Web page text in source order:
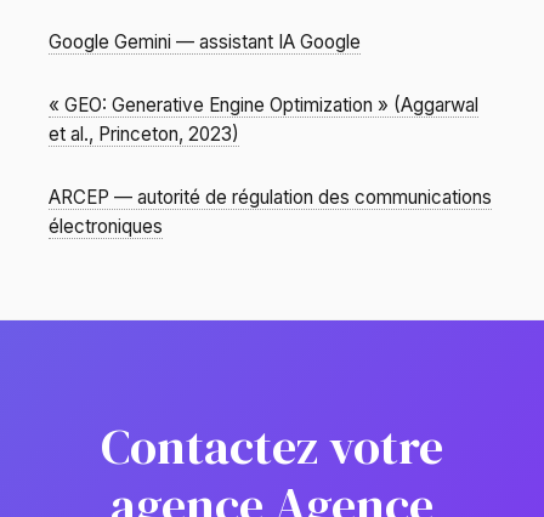
Google Gemini — assistant IA Google
« GEO: Generative Engine Optimization » (Aggarwal
et al., Princeton, 2023)
ARCEP — autorité de régulation des communications
électroniques
Contactez votre